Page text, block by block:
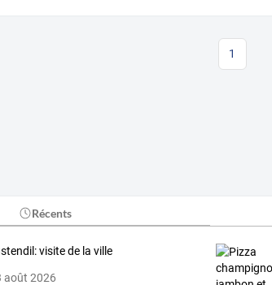
1
Récents
visite de la ville
août 2026